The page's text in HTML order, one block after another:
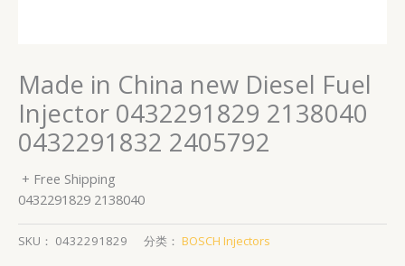
Made in China new Diesel Fuel
Injector 0432291829 2138040
0432291832 2405792
+ Free Shipping
0432291829 2138040
SKU： 0432291829 分类： BOSCH Injectors